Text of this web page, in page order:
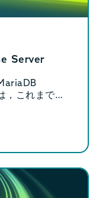
Server
これまで別
た。